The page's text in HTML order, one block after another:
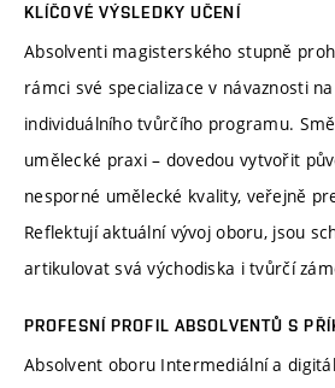
KLÍČOVÉ VÝSLEDKY UČENÍ
Absolventi magisterského stupně
rámci své specializace v návaznosti
individuálního tvůrčího programu.
umělecké praxi – dovedou vytvořit
nesporné umělecké kvality, veřejně
Reflektují aktuální vývoj oboru, jsou
artikulovat svá východiska i tvůrčí
PROFESNÍ PROFIL ABSOLVENTŮ S
Absolvent oboru Intermediální a